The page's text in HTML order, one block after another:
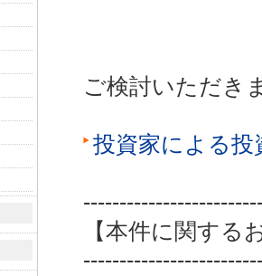
ご検討いただき
投資家による
【本件に関する